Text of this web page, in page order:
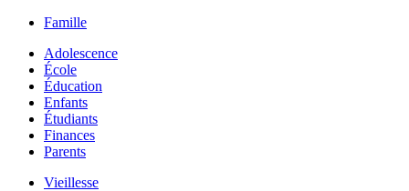
Famille
Adolescence
École
Éducation
Enfants
Étudiants
Finances
Parents
Vieillesse